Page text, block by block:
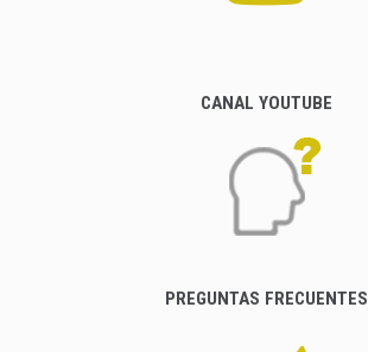
CANAL YOUTUBE
PREGUNTAS FRECUENTES